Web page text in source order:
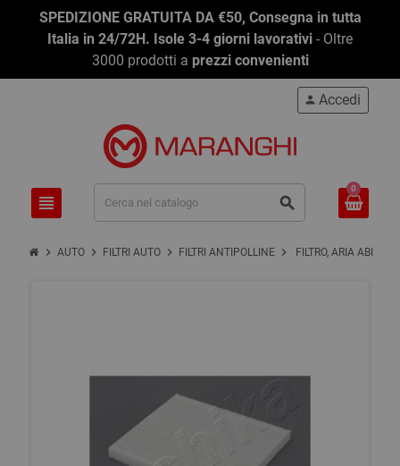
SPEDIZIONE GRATUITA DA €50, Consegna in tutta
Italia in 24/72H. Isole 3-4 giorni lavorativi - Oltre
3000 prodotti a prezzi convenienti
view_headline search
person Accedi
0
chevron_right AUTO chevron_right FILTRI AUTO chevron_right FILTRI ANTIPOLLINE chevron_right FILTRO, ARIA